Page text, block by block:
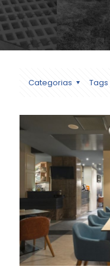
Categorias Tags